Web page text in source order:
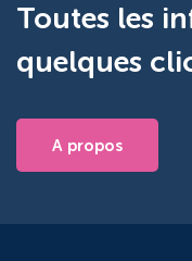
Toutes les
quelques
A propos